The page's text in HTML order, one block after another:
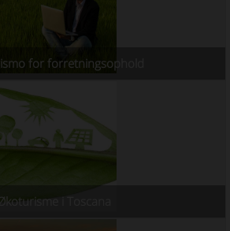
for forretningsophold
i Toscana